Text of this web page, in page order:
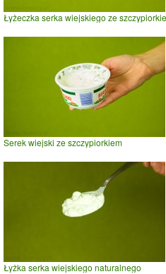
Łyżeczka serka wiejskiego ze
Serek wiejski ze szczypiorkiem
Łyżka serka wiejskiego naturalnego